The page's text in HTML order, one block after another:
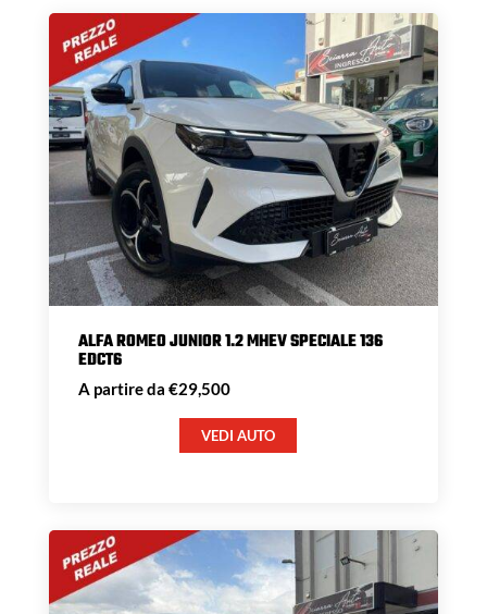
ALFA ROMEO JUNIOR 1.2 MHEV SPECIALE 136
EDCT6
A partire da €29,500
VEDI AUTO